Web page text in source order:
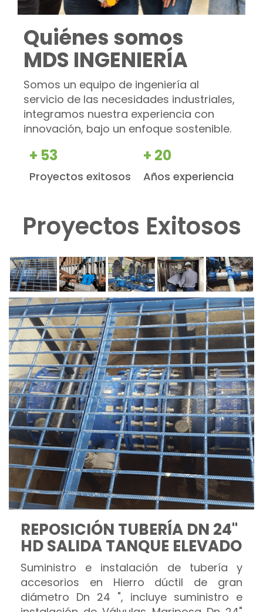
Quiénes somos
MDS INGENIERÍA
Somos un equipo de ingeniería al
servicio de las necesidades industriales,
integramos nuestra experiencia con
innovación, bajo un enfoque sostenible.
+ 53
Proyectos exitosos
+ 20
Años experiencia
Proyectos Exitosos
REPOSICIÓN TUBERÍA DN 24"
HD SALIDA TANQUE ELEVADO
Suministro e instalación de tubería y
accesorios en Hierro dúctil de gran
diámetro Dn 24 ", incluye suministro e